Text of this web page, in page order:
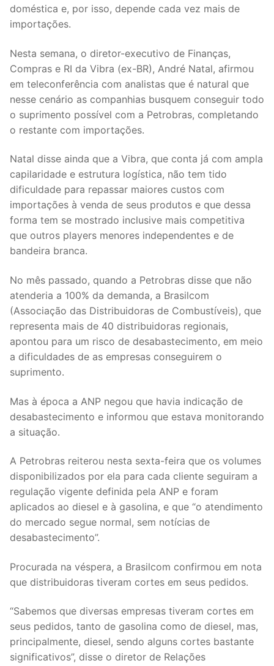
doméstica e, por isso, depende cada vez mais de
importações.
Nesta semana, o diretor-executivo de Finanças,
Compras e RI da Vibra (ex-BR), André Natal, afirmou
em teleconferência com analistas que é natural que
nesse cenário as companhias busquem conseguir todo
o suprimento possível com a Petrobras, completando
o restante com importações.
Natal disse ainda que a Vibra, que conta já com ampla
capilaridade e estrutura logística, não tem tido
dificuldade para repassar maiores custos com
importações à venda de seus produtos e que dessa
forma tem se mostrado inclusive mais competitiva
que outros players menores independentes e de
bandeira branca.
No mês passado, quando a Petrobras disse que não
atenderia a 100% da demanda, a Brasilcom
(Associação das Distribuidoras de Combustíveis), que
representa mais de 40 distribuidoras regionais,
apontou para um risco de desabastecimento, em meio
a dificuldades de as empresas conseguirem o
suprimento.
Mas à época a ANP negou que havia indicação de
desabastecimento e informou que estava monitorando
a situação.
A Petrobras reiterou nesta sexta-feira que os volumes
disponibilizados por ela para cada cliente seguiram a
regulação vigente definida pela ANP e foram
aplicados ao diesel e à gasolina, e que “o atendimento
do mercado segue normal, sem notícias de
desabastecimento”.
Procurada na véspera, a Brasilcom confirmou em nota
que distribuidoras tiveram cortes em seus pedidos.
“Sabemos que diversas empresas tiveram cortes em
seus pedidos, tanto de gasolina como de diesel, mas,
principalmente, diesel, sendo alguns cortes bastante
significativos”, disse o diretor de Relações